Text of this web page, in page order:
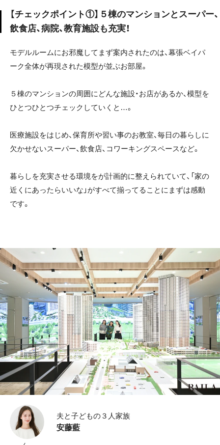
【チェックポイント①】５棟のマンションとスーパー、
飲食店、病院、教育施設も充実！
モデルルームにお邪魔してまず案内されたのは、幕張ベイパ
ーク全体が再現された模型が並ぶお部屋。
５棟のマンションの周囲にどんな施設・お店があるか、模型を
ひとつひとつチェックしていくと…。
医療施設をはじめ、保育所や習い事のお教室、毎日の暮らしに
欠かせないスーパー、飲食店、コワーキングスペースなど。
暮らしを充実させる環境をが計画的に整えられていて、「家の
近くにあったらいいな」がすべて揃ってることにまずは感動
です。
夫と子どもの３人家族
安藤藍